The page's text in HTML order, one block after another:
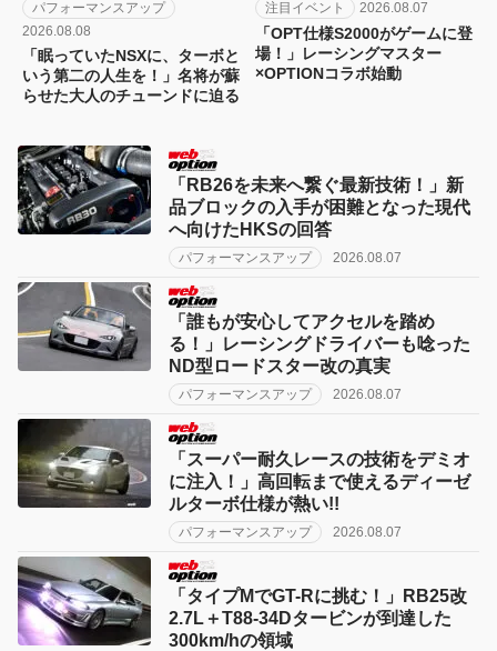
パフォーマンスアップ
2026.08.08
「眠っていたNSXに、ターボと
いう第二の人生を！」名将が蘇
らせた大人のチューンドに迫る
注目イベント 2026.08.07
「OPT仕様S2000がゲームに登
場！」レーシングマスター
×OPTIONコラボ始動
「RB26を未来へ繋ぐ最新技術！」新
品ブロックの入手が困難となった現代
へ向けたHKSの回答
パフォーマンスアップ 2026.08.07
「誰もが安心してアクセルを踏め
る！」レーシングドライバーも唸った
ND型ロードスター改の真実
パフォーマンスアップ 2026.08.07
「スーパー耐久レースの技術をデミオ
に注入！」高回転まで使えるディーゼ
ルターボ仕様が熱い!!
パフォーマンスアップ 2026.08.07
「タイプMでGT-Rに挑む！」RB25改
2.7L＋T88-34Dタービンが到達した
300km/hの領域